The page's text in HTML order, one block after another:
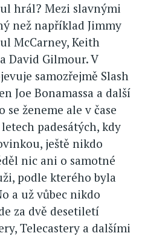
hrál? Mezi slavnými
než například Jimmy
McCarney, Keith
David Gilmour. V
samozřejmě Slash
Joe Bonamassa a další
se ženeme ale v čase
padesátých, kdy
ještě nikdo
nic ani o samotné
podle kterého byla
a už vůbec nikdo
za dvě desetiletí
Telecastery a dalšími